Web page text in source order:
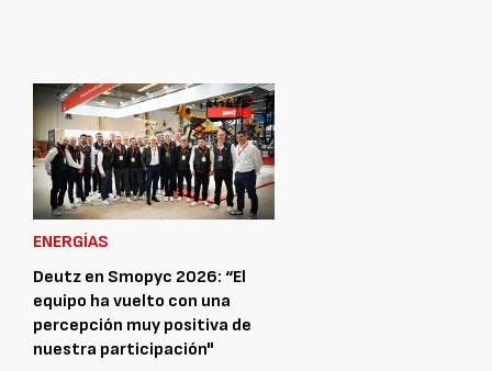
ENERGÍAS
Deutz en Smopyc 2026: “El
equipo ha vuelto con una
percepción muy positiva de
nuestra participación"